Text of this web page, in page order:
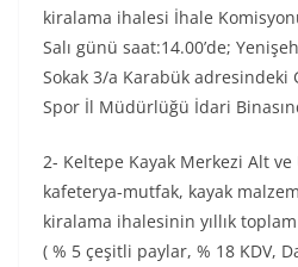
kiralama ihalesi İhale
Salı günü saat:14.00’de;
Sokak 3/a Karabük adresindeki
Spor İl Müdürlüğü İdari
2- Keltepe Kayak Merkezi Alt
kafeterya-mutfak, kayak
kiralama ihalesinin yıllık
( % 5 çeşitli paylar, % 18 KDV,